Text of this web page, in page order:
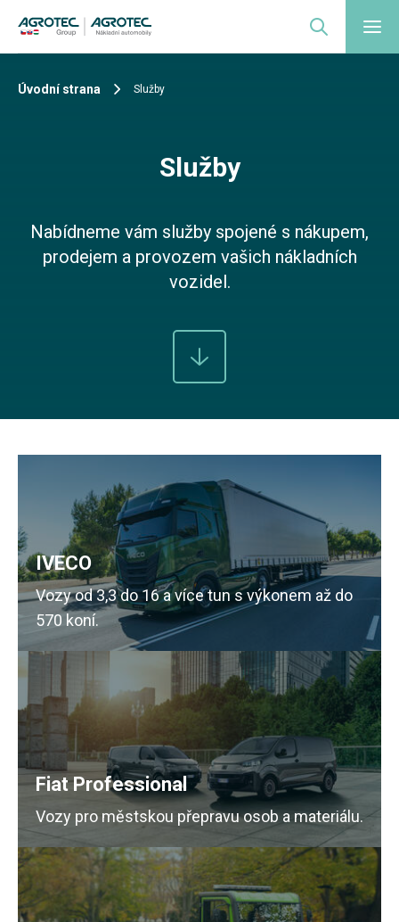
Úvodní strana Služby
Služby
Nabídneme vám služby spojené s nákupem,
prodejem a provozem vašich nákladních
vozidel.
IVECO
Vozy od 3,3 do 16 a více tun s výkonem až do
570 koní.
Fiat Professional
Vozy pro městskou přepravu osob a materiálu.